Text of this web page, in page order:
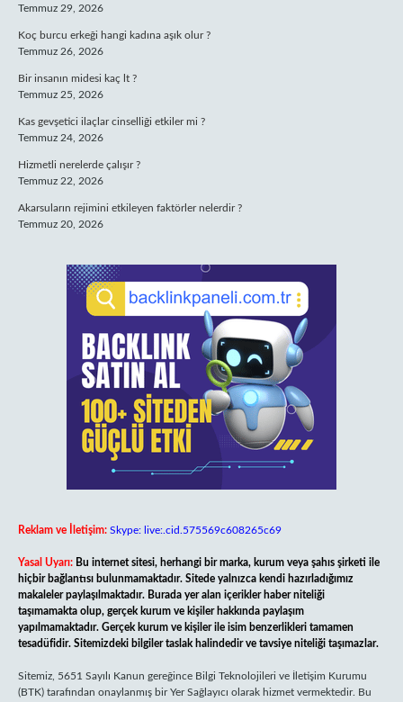
Temmuz 29, 2026
Koç burcu erkeği hangi kadına aşık olur ?
Temmuz 26, 2026
Bir insanın midesi kaç lt ?
Temmuz 25, 2026
Kas gevşetici ilaçlar cinselliği etkiler mi ?
Temmuz 24, 2026
Hizmetli nerelerde çalışır ?
Temmuz 22, 2026
Akarsuların rejimini etkileyen faktörler nelerdir ?
Temmuz 20, 2026
Reklam ve İletişim: Skype: live:.cid.575569c608265c69
Yasal Uyarı: Bu internet sitesi, herhangi bir marka, kurum veya şahıs şirketi ile
hiçbir bağlantısı bulunmamaktadır. Sitede yalnızca kendi hazırladığımız
makaleler paylaşılmaktadır. Burada yer alan içerikler haber niteliği
taşımamakta olup, gerçek kurum ve kişiler hakkında paylaşım
yapılmamaktadır. Gerçek kurum ve kişiler ile isim benzerlikleri tamamen
tesadüfidir. Sitemizdeki bilgiler taslak halindedir ve tavsiye niteliği taşımazlar.
Sitemiz, 5651 Sayılı Kanun gereğince Bilgi Teknolojileri ve İletişim Kurumu
(BTK) tarafından onaylanmış bir Yer Sağlayıcı olarak hizmet vermektedir. Bu